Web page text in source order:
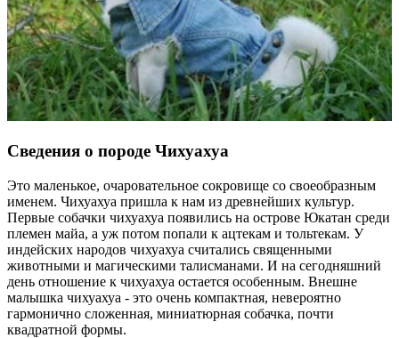
Сведения о породе Чихуахуа
Это маленькое, очаровательное сокровище со своеобразным
именем. Чихуахуа пришла к нам из древнейших культур.
Первые собачки чихуахуа появились на острове Юкатан среди
племен майа, а уж потом попали к ацтекам и тольтекам. У
индейских народов чихуахуа считались священными
животными и магическими талисманами. И на сегодняшний
день отношение к чихуахуа остается особенным. Внешне
малышка чихуахуа - это очень компактная, невероятно
гармонично сложенная, миниатюрная собачка, почти
квадратной формы.